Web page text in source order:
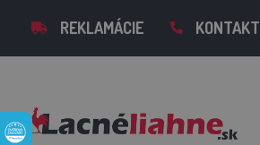
REKLAMÁCIE KONTAKT